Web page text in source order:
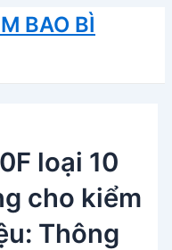
BAO BÌ
loại 10
cho kiểm
Thông